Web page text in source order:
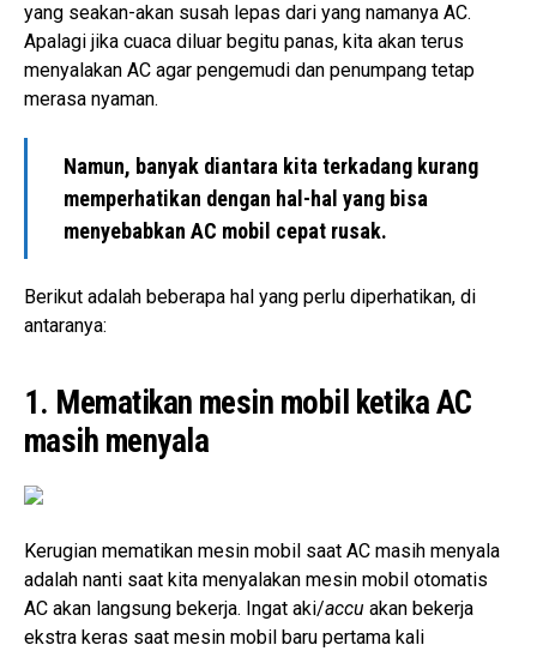
yang seakan-akan susah lepas dari yang namanya AC.
Apalagi jika cuaca diluar begitu panas, kita akan terus
menyalakan AC agar pengemudi dan penumpang tetap
merasa nyaman.
Namun, banyak diantara kita terkadang kurang
memperhatikan dengan hal-hal yang bisa
menyebabkan AC mobil cepat rusak.
Berikut adalah beberapa hal yang perlu diperhatikan, di
antaranya:
1. Mematikan mesin mobil ketika AC
masih menyala
Kerugian mematikan mesin mobil saat AC masih menyala
adalah nanti saat kita menyalakan mesin mobil otomatis
AC akan langsung bekerja. Ingat aki/accu akan bekerja
ekstra keras saat mesin mobil baru pertama kali